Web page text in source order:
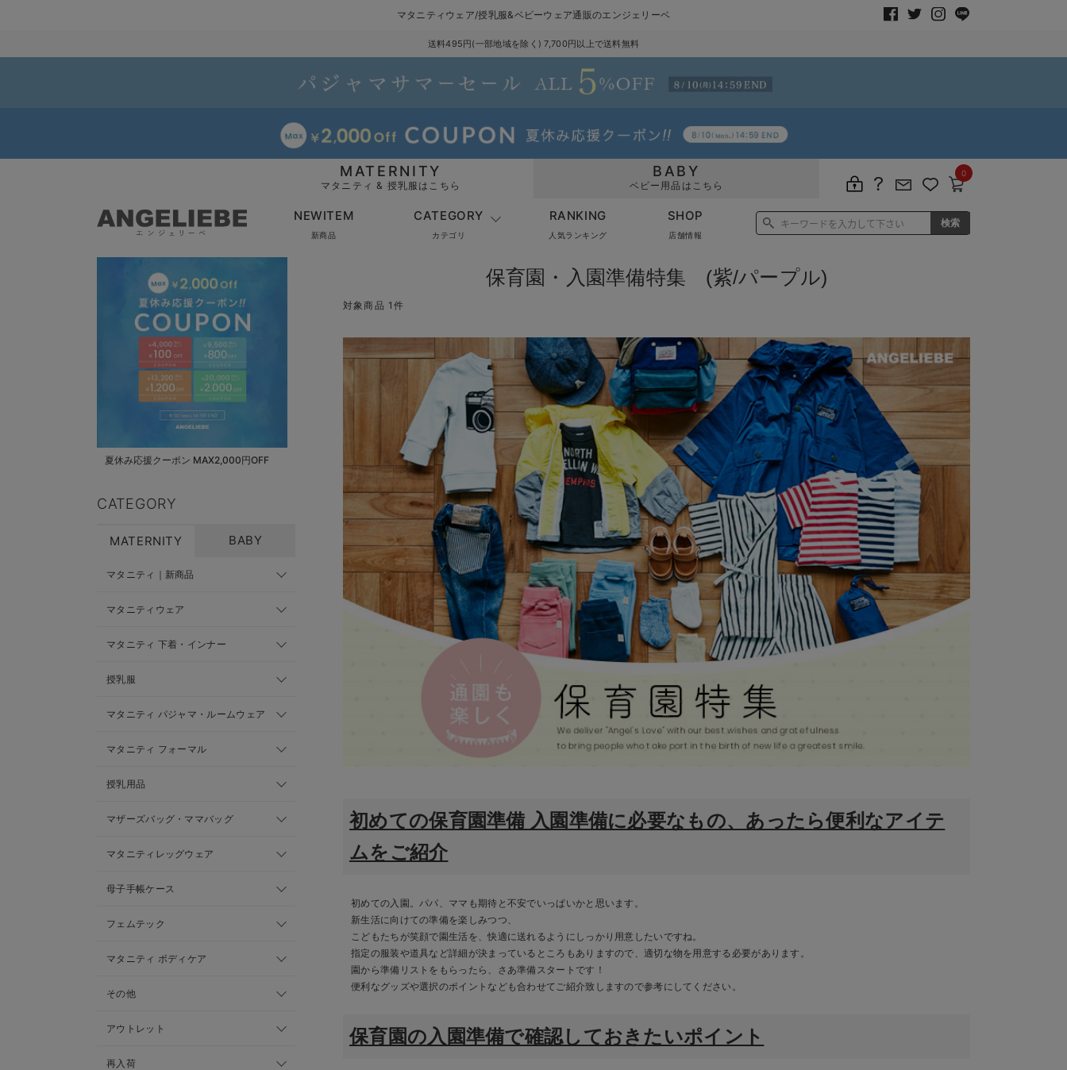
マタニティウェア/授乳服&ベビーウェア通販のエンジェリーベ
送料495円(一部地域を除く) 7,700円以上で送料無料
MATERNITY
マタニティ & 授乳服はこちら
BABY
ベビー用品はこちら
0
NEWITEM
新商品
CATEGORY
カテゴリ
RANKING
人気ランキング
SHOP
店舗情報
夏休み応援クーポン MAX2,000円OFF
CATEGORY
MATERNITY BABY
マタニティ｜新商品
マタニティウェア
マタニティ 下着・インナー
授乳服
マタニティ パジャマ・ルームウェア
マタニティ フォーマル
授乳用品
マザーズバッグ・ママバッグ
マタニティレッグウェア
母子手帳ケース
フェムテック
マタニティ ボディケア
その他
アウトレット
再入荷
保育園・入園準備特集 (紫/パープル)
対象商品 1件
初めての保育園準備 入園準備に必要なもの、あったら便利なアイテ
ムをご紹介
初めての入園。パパ、ママも期待と不安でいっぱいかと思います。
新生活に向けての準備を楽しみつつ、
こどもたちが笑顔で園生活を、快適に送れるようにしっかり用意したいですね。
指定の服装や道具など詳細が決まっているところもありますので、適切な物を用意する必要があります。
園から準備リストをもらったら、さあ準備スタートです！
便利なグッズや選択のポイントなども合わせてご紹介致しますので参考にしてください。
保育園の入園準備で確認しておきたいポイント